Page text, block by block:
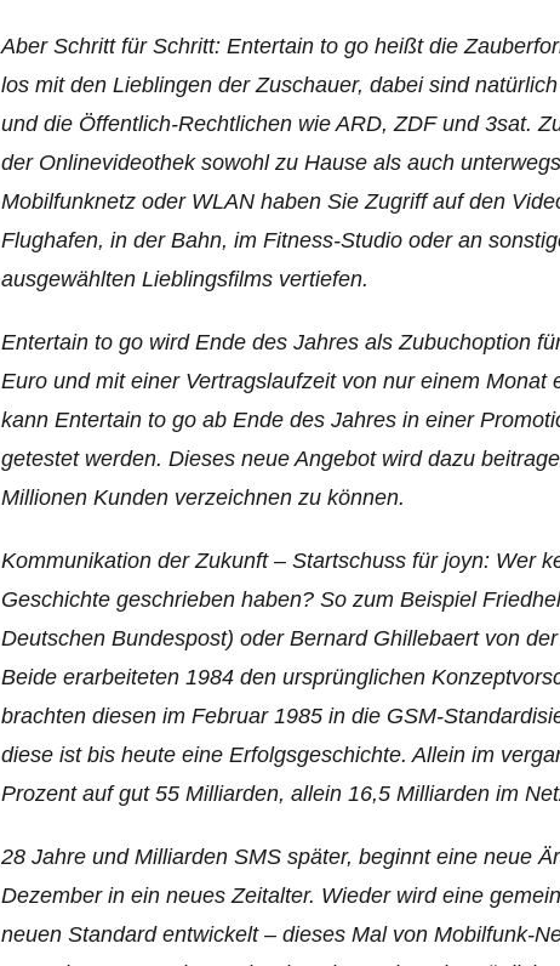
Aber Schritt für Schritt: Entertain to go heißt die
los mit den Lieblingen der Zuschauer, dabei sind
und die Öffentlich-Rechtlichen wie ARD, ZDF und 3sat.
der Onlinevideothek sowohl zu Hause als auch
Mobilfunknetz oder WLAN haben Sie Zugriff auf den
Flughafen, in der Bahn, im Fitness-Studio oder an
ausgewählten Lieblingsfilms vertiefen.
Entertain to go wird Ende des Jahres als Zubuchoption
Euro und mit einer Vertragslaufzeit von nur einem
kann Entertain to go ab Ende des Jahres in einer
getestet werden. Dieses neue Angebot wird dazu
Millionen Kunden verzeichnen zu können.
Kommunikation der Zukunft – Startschuss für joyn: Wer
Geschichte geschrieben haben? So zum Beispiel
Deutschen Bundespost) oder Bernard Ghillebaert von
Beide erarbeiteten 1984 den ursprünglichen
brachten diesen im Februar 1985 in die GSM-
diese ist bis heute eine Erfolgsgeschichte. Allein im
Prozent auf gut 55 Milliarden, allein 16,5 Milliarden im
28 Jahre und Milliarden SMS später, beginnt eine neue
Dezember in ein neues Zeitalter. Wieder wird eine
neuen Standard entwickelt – dieses Mal von Mobilfunk-